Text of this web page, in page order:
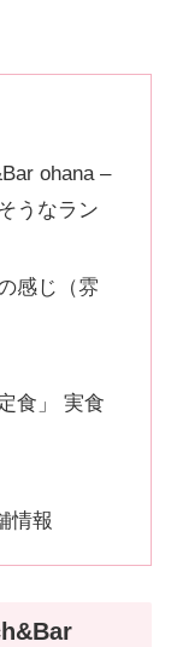
ohana –
うなラン
感じ（雰
食」 実食
情報